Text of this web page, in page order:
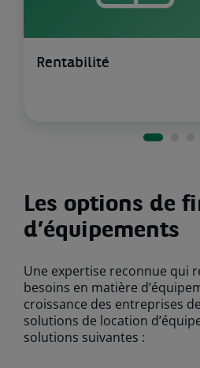
Rentabilité
Les options de
d’équipements
Une expertise reconnue qui
besoins en matière
croissance des entreprises
solutions de location
solutions suivantes :